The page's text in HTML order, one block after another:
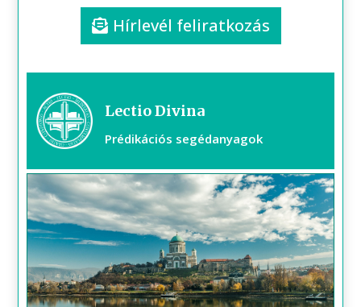
Hírlevél feliratkozás
Lectio Divina
Prédikációs segédanyagok